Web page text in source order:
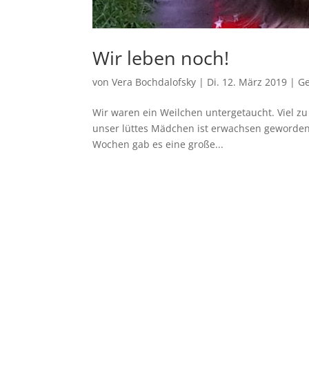
Wir leben noch!
vonVera Bochdalofsky | Di. 12. März 2019 |
Wir waren ein Weilchen untergetaucht. Viel
unser lüttes Mädchen ist erwachsen
Wochen gab es eine große...